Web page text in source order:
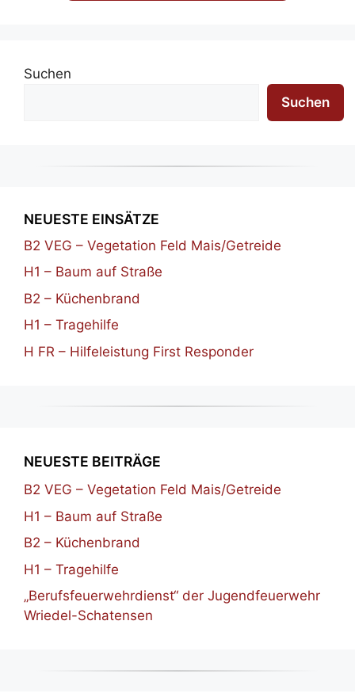
Suchen
Suchen
NEUESTE EINSÄTZE
B2 VEG – Vegetation Feld Mais/Getreide
H1 – Baum auf Straße
B2 – Küchenbrand
H1 – Tragehilfe
H FR – Hilfeleistung First Responder
NEUESTE BEITRÄGE
B2 VEG – Vegetation Feld Mais/Getreide
H1 – Baum auf Straße
B2 – Küchenbrand
H1 – Tragehilfe
„Berufsfeuerwehrdienst“ der Jugendfeuerwehr
Wriedel-Schatensen